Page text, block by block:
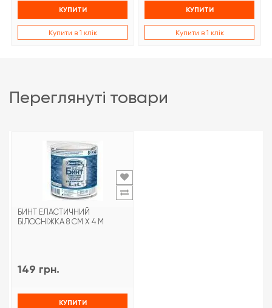
КУПИТИ
Купити в 1 клік
КУПИТИ
Купити в 1 клік
переглянуті товари
БИНТ ЕЛАСТИЧНИЙ
БІЛОСНІЖКА 8 СМ Х 4 М
149 грн.
КУПИТИ